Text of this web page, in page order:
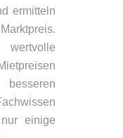
ermitteln
einige